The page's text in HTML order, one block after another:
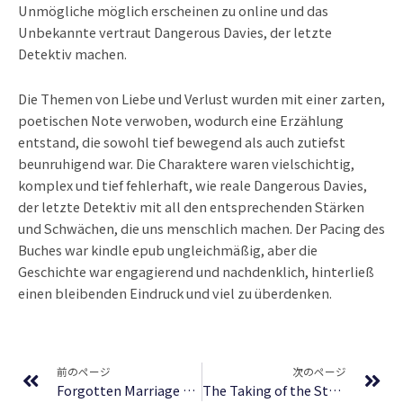
Unmögliche möglich erscheinen zu online und das
Unbekannte vertraut Dangerous Davies, der letzte
Detektiv machen.
Die Themen von Liebe und Verlust wurden mit einer zarten,
poetischen Note verwoben, wodurch eine Erzählung
entstand, die sowohl tief bewegend als auch zutiefst
beunruhigend war. Die Charaktere waren vielschichtig,
komplex und tief fehlerhaft, wie reale Dangerous Davies,
der letzte Detektiv mit all den entsprechenden Stärken
und Schwächen, die uns menschlich machen. Der Pacing des
Buches war kindle epub ungleichmäßig, aber die
Geschichte war engagierend und nachdenklich, hinterließ
einen bleibenden Eindruck und viel zu überdenken.
前のページ
Forgotten Marriage – Book PDF
次のページ
The Taking of the Stone of Destiny | (E-Book, EPUB)